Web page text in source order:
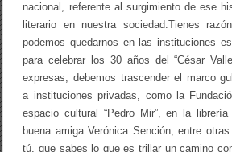
nacional, referente al surgimiento de ese
literario en nuestra sociedad.Tienes
podemos quedarnos en las instituciones
para celebrar los 30 años del “César
expresas, debemos trascender el marco
a instituciones privadas, como la
espacio cultural “Pedro Mir”, en la
buena amiga Verónica Sención, entre
tú, que sabes lo que es trillar un camino